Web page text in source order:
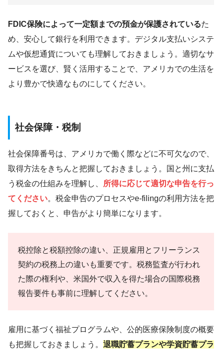
FDIC保険によって一定額までの預金が保護されているた
め、安心して銀行を利用できます。デジタル支払いシステ
ムや仮想通貨についても理解しておきましょう。適切なサ
ービスを選び、賢く活用することで、アメリカでの生活を
より豊かで快適なものにしてください。
社会保障・税制
社会保障番号は、アメリカで働く際などに不可欠なので、
取得方法をきちんと把握しておきましょう。国と州に支払
う税金の仕組みを理解し、
所得に応じて適切な申告を行っ
てください。税金申告のプロセスやe-filingの利用方法を把
握しておくと、申告がより簡単になります。
税控除と税額控除の違い、正規雇用とフリーランス
契約の税務上の違いも重要です。税務監査が行われ
た際の権利や、米国外で収入を得た場合の国際税務
報告要件も事前に理解してください。
雇用に基づく福祉プログラムや、公的医療保険制度の概要
も把握しておきましょう。 退職貯蓄プランや学資貯蓄プラ